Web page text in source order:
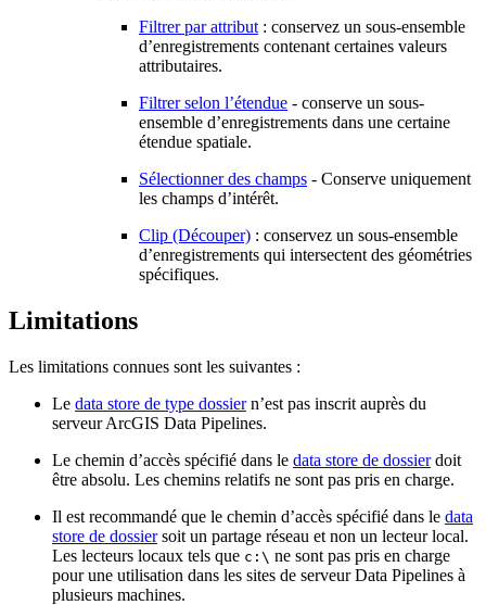
Filtrer par attribut : conservez un sous-ensemble
d’enregistrements contenant certaines valeurs
attributaires.
Filtrer selon l’étendue - conserve un sous-
ensemble d’enregistrements dans une certaine
étendue spatiale.
Sélectionner des champs - Conserve uniquement
les champs d’intérêt.
Clip (Découper) : conservez un sous-ensemble
d’enregistrements qui intersectent des géométries
spécifiques.
Limitations
Les limitations connues sont les suivantes :
Le data store de type dossiern’est pas inscrit auprès du
serveur ArcGIS Data Pipelines.
Le chemin d’accès spécifié dans le data store de dossierdoit
être absolu. Les chemins relatifs ne sont pas pris en charge.
Il est recommandé que le chemin d’accès spécifié dans le data
store de dossiersoit un partage réseau et non un lecteur local.
Les lecteurs locaux tels que c:\ ne sont pas pris en charge
pour une utilisation dans les sites de serveur Data Pipelines à
plusieurs machines.